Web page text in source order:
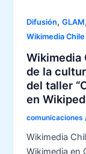
Difusión,GLAM,
Wikimedia Chile
Wikimedia
de la
del taller
en
comunicaciones
Wikimedia